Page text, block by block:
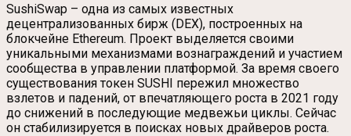
SushiSwap – одна из самых известных
децентрализованных бирж (DEX), построенных на
блокчейне Ethereum. Проект выделяется своими
уникальными механизмами вознаграждений и участием
сообщества в управлении платформой. За время своего
существования токен SUSHI пережил множество
взлетов и падений, от впечатляющего роста в 2021 году
до снижений в последующие медвежьи циклы. Сейчас
он стабилизируется в поисках новых драйверов роста.